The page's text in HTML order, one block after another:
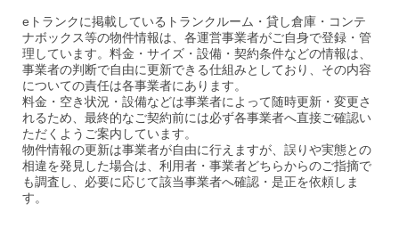
eトランクに掲載しているトランクルーム・貸し倉庫・コンテ
ナボックス等の物件情報は、各運営事業者がご自身で登録・管
理しています。料金・サイズ・設備・契約条件などの情報は、
事業者の判断で自由に更新できる仕組みとしており、その内容
についての責任は各事業者にあります。
料金・空き状況・設備などは事業者によって随時更新・変更さ
れるため、最終的なご契約前には必ず各事業者へ直接ご確認い
ただくようご案内しています。
物件情報の更新は事業者が自由に行えますが、誤りや実態との
相違を発見した場合は、利用者・事業者どちらからのご指摘で
も調査し、必要に応じて該当事業者へ確認・是正を依頼しま
す。